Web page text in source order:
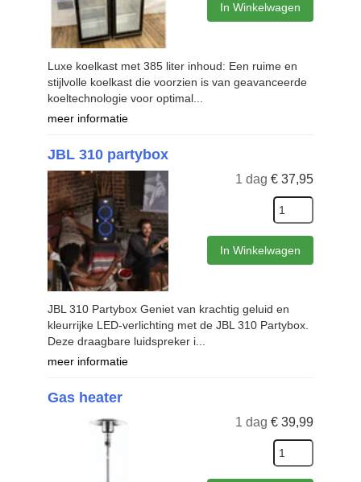
In Winkelwagen
Luxe koelkast met 385 liter inhoud: Een ruime en
stijlvolle koelkast die voorzien is van geavanceerde
koeltechnologie voor optimal...
meer informatie
JBL 310 partybox
1 dag € 37,95
In Winkelwagen
JBL 310 Partybox Geniet van krachtig geluid en
kleurrijke LED-verlichting met de JBL 310 Partybox.
Deze draagbare luidspreker i...
meer informatie
Gas heater
1 dag € 39,99